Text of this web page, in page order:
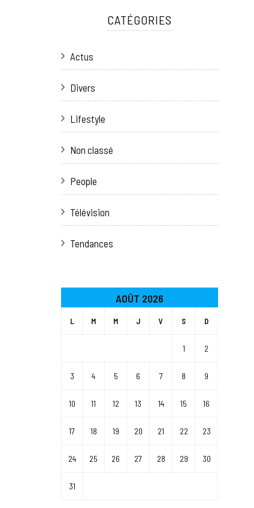
CATÉGORIES
Actus
Divers
Lifestyle
Non classé
People
Télévision
Tendances
AOÛT 2026
L M M J V S D
1 2
3 4 5 6 7 8 9
10 11 12 13 14 15 16
17 18 19 20 21 22 23
24 25 26 27 28 29 30
31